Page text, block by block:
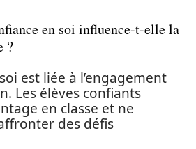
en soi influence-t-elle la
?
est liée à l’engagement
Les élèves confiants
en classe et ne
des défis